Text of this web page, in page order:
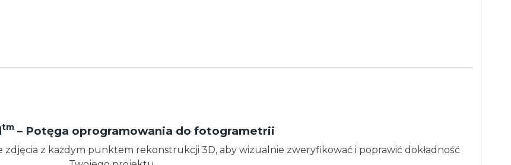
tm– Potęga oprogramowania do fotogrametrii
zdjęcia z każdym punktem rekonstrukcji 3D, aby wizualnie zweryfikować i poprawić dokładność